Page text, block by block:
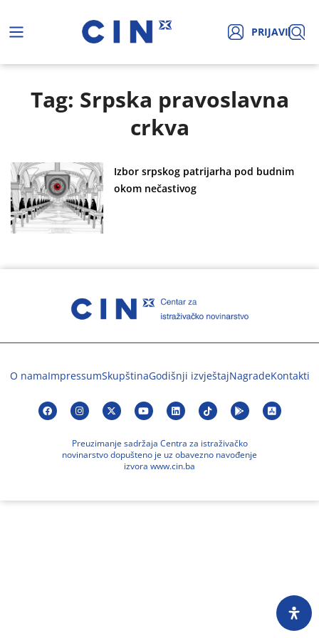
PRIJAVI
Tag: Srpska pravoslavna
crkva
Izbor srpskog patrijarha pod budnim
okom nečastivog
O namaImpressumSkupštinaGodišnji izvještajNagradeKontakti
Preuzimanje sadržaja Centra za istraživačko
novinarstvo dopušteno je uz obavezno navođenje
izvora www.cin.ba